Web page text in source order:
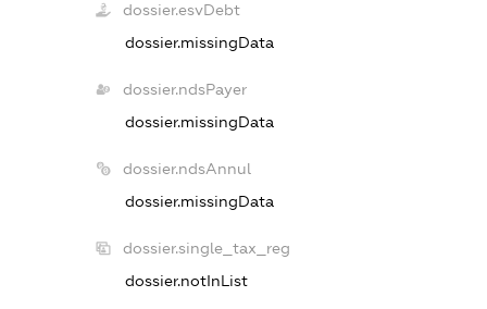
dossier.esvDebt
dossier.missingData
dossier.ndsPayer
dossier.missingData
dossier.ndsAnnul
dossier.missingData
dossier.single_tax_reg
dossier.notInList